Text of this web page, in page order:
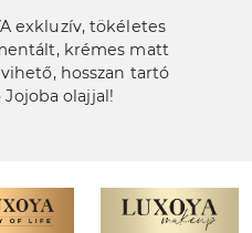
exkluzív, tökéletes
krémes matt
hosszan tartó
Jojoba olajjal!